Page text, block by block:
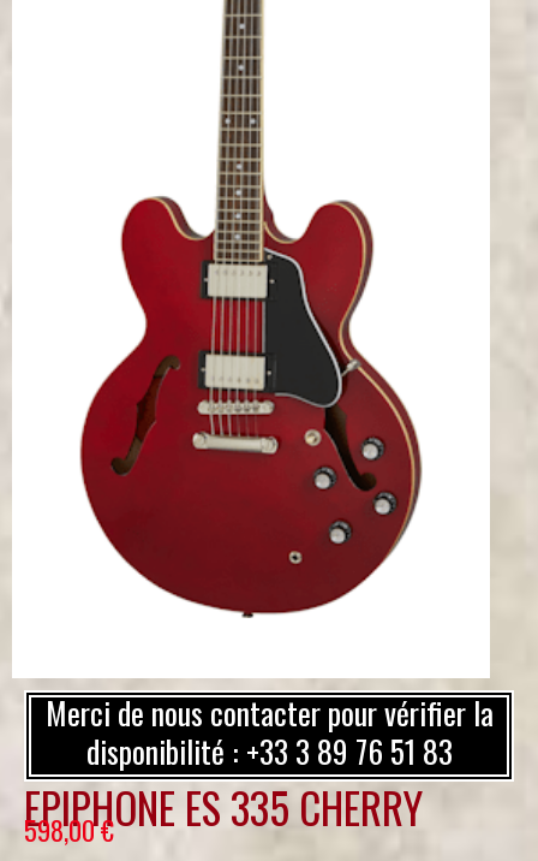
Merci de nous contacter pour vérifier la
disponibilité : +33 3 89 76 51 83
EPIPHONE ES 335 CHERRY
598,00€